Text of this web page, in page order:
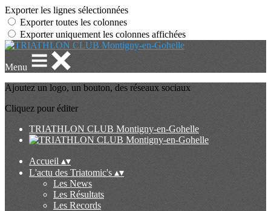
Exporter les lignes sélectionnées
Exporter toutes les colonnes
Exporter uniquement les colonnes affichées
Menu
Ajoutez un logo, un bouton, des réseaux sociaux
Cliquez pour éditer
TRIATHLON CLUB Montigny-en-Gohelle
Accueil ▴▾
L'actu des Triatomic's ▴▾
Les News
Les Résultats
Les Records